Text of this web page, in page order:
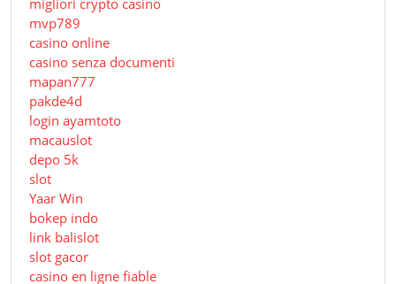
mvp789
casino online
casino senza documenti
mapan777
pakde4d
login ayamtoto
macauslot
depo 5k
slot
Yaar Win
bokep indo
link balislot
slot gacor
casino en ligne fiable